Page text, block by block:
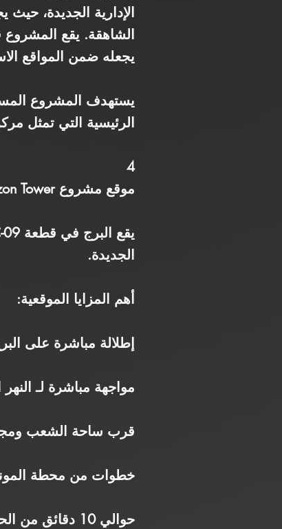
الإدارية الجديدة،
يجعله ضمن المواقع
يستهدف المشروع
الرئيسية التي تمثل
4
موقع مشروع Amazon Tower العاصمة الإدارية
الجديدة.
أهم المزايا الموقعية:
إطلالة مباشرة على
مواجهة مباشرة لـ النهر
قرب ساحة الشعب
خطوات من محطة
حوالي 10 دقائق من الحي الحكومي